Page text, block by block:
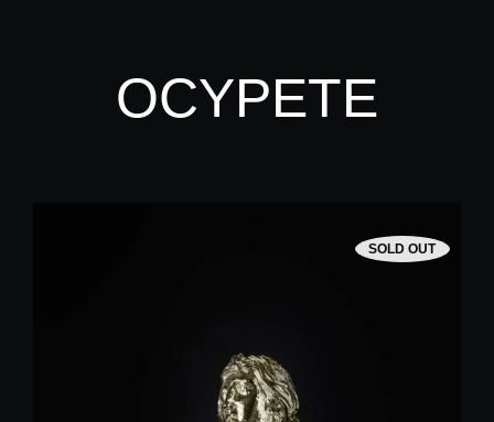
SOLD OUT
OCYPETE